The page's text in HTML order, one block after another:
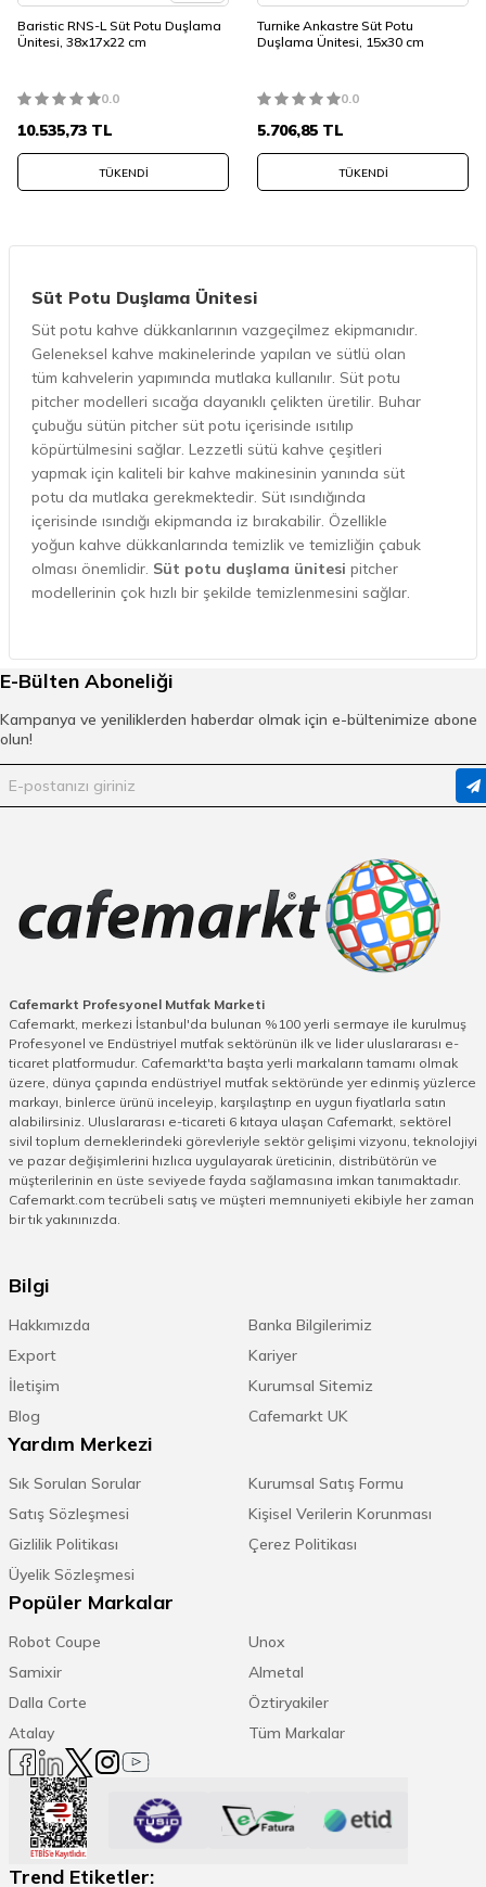
Baristic RNS-L Süt Potu Duşlama
Ünitesi, 38x17x22 cm
0.0
10.535,73 TL
TÜKENDI
Turnike Ankastre Süt Potu
Duşlama Ünitesi, 15x30 cm
0.0
5.706,85 TL
TÜKENDI
Süt Potu Duşlama Ünitesi
Süt potu kahve dükkanlarının vazgeçilmez ekipmanıdır.
Geleneksel kahve makinelerinde yapılan ve sütlü olan
tüm kahvelerin yapımında mutlaka kullanılır. Süt potu
pitcher modelleri sıcağa dayanıklı çelikten üretilir. Buhar
çubuğu sütün pitcher süt potu içerisinde ısıtılıp
köpürtülmesini sağlar. Lezzetli sütü kahve çeşitleri
yapmak için kaliteli bir kahve makinesinin yanında süt
potu da mutlaka gerekmektedir. Süt ısındığında
içerisinde ısındığı ekipmanda iz bırakabilir. Özellikle
yoğun kahve dükkanlarında temizlik ve temizliğin çabuk
olması önemlidir. Süt potu duşlama ünitesi pitcher
modellerinin çok hızlı bir şekilde temizlenmesini sağlar.
Süt Potu Duşlama Ünitesi Nasıl
Kullanılır?
Pitcher temizlemek için kullanılan duşlama
Ünitenin çeşidine göre kullanım değişir.
Basınç ile temizleme yapan duşlama
ünitelerinde pitcheri su çıkan yere getirip
Paslanmaz çelikten üretilen süt potu
duşlama üniteleri çubuk şeklinde ya da
tezgah şeklinde olabilir. Az yer kaplayan
ergonomik ürünlerdir.Bardak yıkama
basınçlı bardak yıkama
olarak da adlandırılabilirler. Kahve
makinesinin bulunduğu tezgaha kolaylıkla
yerleştirebilir süt potunu kullandıktan hemen
sonra saniyeler içerisinde temizleyebilirsiniz.
Süt potunun kirli olarak tekrar kullanılması
hem hijyen hem de tat açısından olumsuz
sonuçlar doğurur. Damak zevkiniz ve
müşteri memnuniyetiniz için cafemarkt.com’u
ziyaret ederek online satın alım
yapabilirsiniz.
ekipmanlarından olan pratik ürün işlevine
göre oldukça uygun fiyatlıdır. Dünyanın her
yerine gönderim sağlayan lider firma
tüm ekipmanları en uygun fiyatlarla sizlere
ulaştırıyor. Hızlı kargo ve taksit
avantajlarıyla online alışveriş yapmak için
0850 811
12 23
no’lu telefondan ücretsiz danışmanlık
ve satış sonrası hizmet alabilirsiniz.
potları kahve barlarınızın vazgeçilmezi
olacak. Renk ve hacim seçenekleri
arasından sizin için en uygun olana karar
vermek ve satın almak için linke tıklayın;
https://www.cafemarkt.com/sut-potu-pitcher
E-Bülten Aboneliği
Kampanya ve yeniliklerden haberdar olmak için e-bültenimize abone
olun!
Cafemarkt Profesyonel Mutfak Marketi
Cafemarkt, merkezi İstanbul'da bulunan %100 yerli sermaye ile kurulmuş
Profesyonel ve Endüstriyel mutfak sektörünün ilk ve lider uluslararası e-
ticaret platformudur. Cafemarkt'ta başta yerli markaların tamamı olmak
üzere, dünya çapında endüstriyel mutfak sektöründe yer edinmiş yüzlerce
markayı, binlerce ürünü inceleyip, karşılaştırıp en uygun fiyatlarla satın
alabilirsiniz. Uluslararası e-ticareti 6 kıtaya ulaşan Cafemarkt, sektörel
sivil toplum derneklerindeki görevleriyle sektör gelişimi vizyonu, teknolojiyi
ve pazar değişimlerini hızlıca uygulayarak üreticinin, distribütörün ve
müşterilerinin en üste seviyede fayda sağlamasına imkan tanımaktadır.
Cafemarkt.com tecrübeli satış ve müşteri memnuniyeti ekibiyle her zaman
bir tık yakınınızda.
Bilgi
Hakkımızda
Banka Bilgilerimiz
Export
Kariyer
İletişim
Kurumsal Sitemiz
Blog
Cafemarkt UK
Yardım Merkezi
Sık Sorulan Sorular
Kurumsal Satış Formu
Satış Sözleşmesi
Kişisel Verilerin Korunması
Gizlilik Politikası
Çerez Politikası
Üyelik Sözleşmesi
Popüler Markalar
Robot Coupe
Unox
Samixir
Almetal
Dalla Corte
Öztiryakiler
Atalay
Tüm Markalar
Trend Etiketler: